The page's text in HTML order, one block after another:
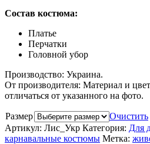
Состав костюма:
Платье
Перчатки
Головной убор
Производство: Украина.
От производителя: Материал и
отличаться от указанного на фото.
Размер
Очистить
Артикул: Лис_Укр Категория: Для
карнавальные костюмы Метка: